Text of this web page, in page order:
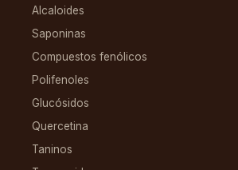
Alcaloides
Saponinas
Compuestos fenólicos
Polifenoles
Glucósidos
Quercetina
Taninos